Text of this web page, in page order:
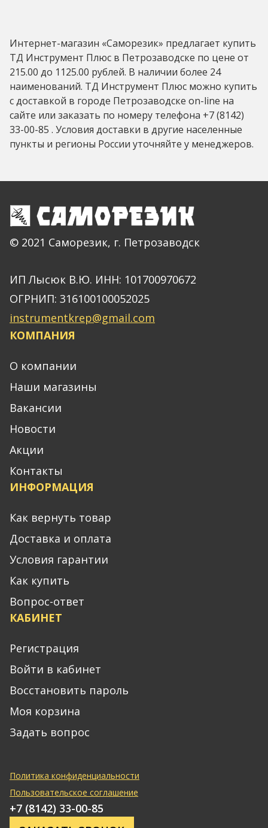
Интернет-магазин «Саморезик» предлагает купить
ТД Инструмент Плюс в Петрозаводске по цене от
215.00 до 1125.00 рублей. В наличии более 24
наименований. ТД Инструмент Плюс можно купить
с доставкой в городе Петрозаводске on-line на
сайте или заказать по номеру телефона +7 (8142)
33-00-85 . Условия доставки в другие населенные
пункты и регионы России уточняйте у менеджеров.
© 2021 Саморезик, г. Петрозаводск
ИП Лысюк В.Ю. ИНН: 101700970672
ОГРНИП: 316100100052025
instrumentkrep@gmail.com
КОМПАНИЯ
О компании
Наши магазины
Вакансии
Новости
Акции
Контакты
ИНФОРМАЦИЯ
Как вернуть товар
Доставка и оплата
Условия гарантии
Как купить
Вопрос-ответ
КАБИНЕТ
Регистрация
Войти в кабинет
Восстановить пароль
Моя корзина
Задать вопрос
Политика конфиденциальности
Пользовательское соглашение
+7 (8142) 33-00-85